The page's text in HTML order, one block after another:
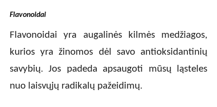
Flavonoidai
Flavonoidai yra augalinės kilmės medžiagos,
kurios yra žinomos dėl savo antioksidantinių
savybių. Jos padeda apsaugoti mūsų ląsteles
nuo laisvųjų radikalų pažeidimų.